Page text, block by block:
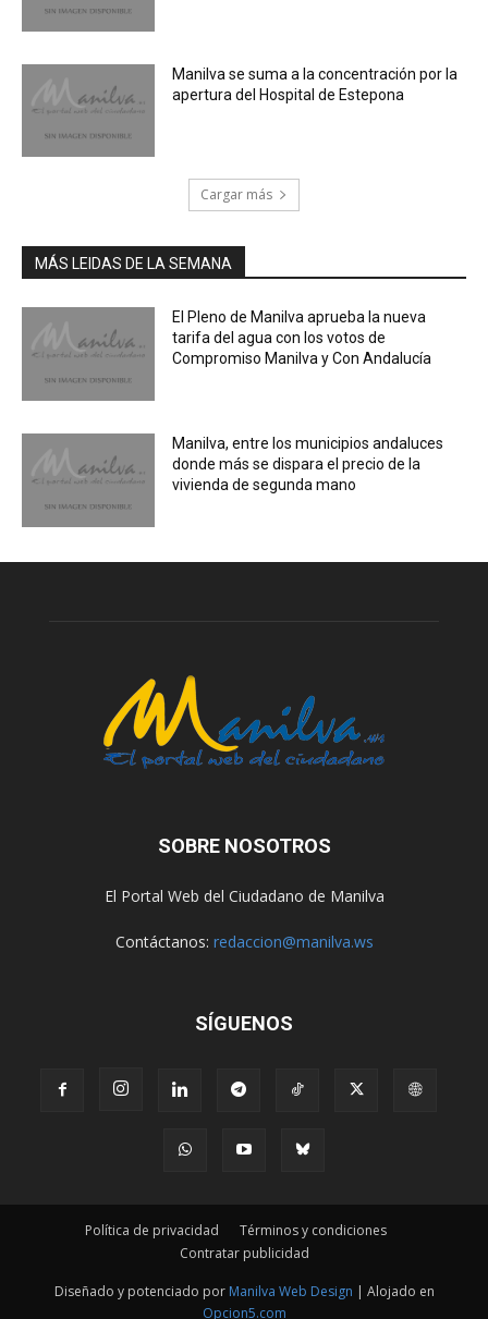
Manilva se suma a la concentración por la
apertura del Hospital de Estepona
Cargar más
MÁS LEIDAS DE LA SEMANA
El Pleno de Manilva aprueba la nueva
tarifa del agua con los votos de
Compromiso Manilva y Con Andalucía
Manilva, entre los municipios andaluces
donde más se dispara el precio de la
vivienda de segunda mano
SOBRE NOSOTROS
El Portal Web del Ciudadano de Manilva
Contáctanos: redaccion@manilva.ws
SÍGUENOS
Política de privacidad
Términos y condiciones
Contratar publicidad
Diseñado y potenciado por Manilva Web Design | Alojado en
Opcion5.com